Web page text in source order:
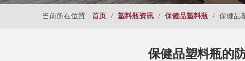
直圆形系列广
方形系列广口
当前所在位置: 首页 / 塑料瓶资讯 / 保健品塑料瓶 / 保健品
保健品塑料瓶的